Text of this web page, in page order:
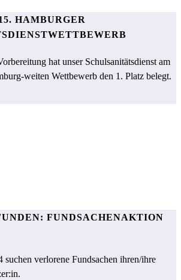
HAMBURGER
hat unser Schulsanitätsdienst am
weiten Wettbewerb den 1. Platz belegt.
FUNDSACHENAKTION
verlorene Fundsachen ihren/ihre